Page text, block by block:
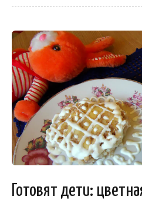
Готовят дети: